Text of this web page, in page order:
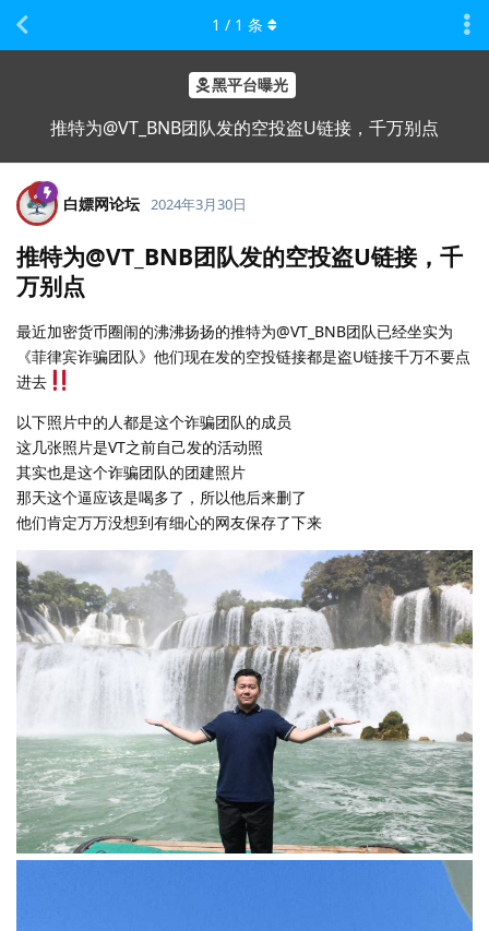
黑平台曝光
推特为@VT_BNB团队发的空投盗U链接，千万别点
1 / 1 条
白嫖网论坛 2024年3月30日
推特为@VT_BNB团队发的空投盗U链接，千
万别点
最近加密货币圈闹的沸沸扬扬的推特为@VT_BNB团队已经坐实为
《菲律宾诈骗团队》他们现在发的空投链接都是盗U链接千万不要点
进去
以下照片中的人都是这个诈骗团队的成员
这几张照片是VT之前自己发的活动照
其实也是这个诈骗团队的团建照片
那天这个逼应该是喝多了，所以他后来删了
他们肯定万万没想到有细心的网友保存了下来